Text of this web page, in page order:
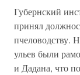
Губернский
принял
пчеловодству.
ульев были
и Дадана, что